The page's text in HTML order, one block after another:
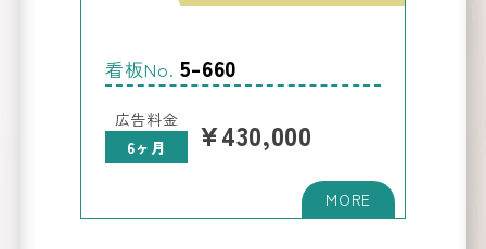
看板No. 5-660
広告料金
6ヶ月
¥430,000